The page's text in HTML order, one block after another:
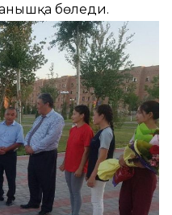
бөледи.